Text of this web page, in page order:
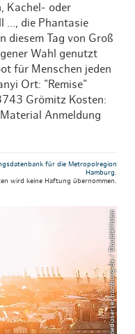
Kachel- oder
..., die Phantasie
diesem Tag von Groß
Wahl genutzt
für Menschen jeden
Ort: "Remise"
Grömitz Kosten:
Anmeldung
für die Metropolregion
Hamburg.
wird keine Haftung übernommen.
© mediaserver.hamburg.de / DoubleVision